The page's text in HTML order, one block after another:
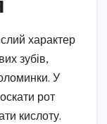
характер
зубів,
У
рот
кислоту.